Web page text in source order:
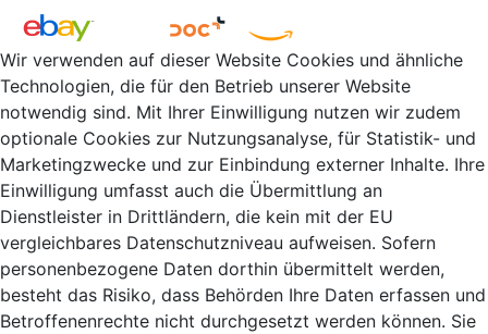
Wir verwenden auf dieser Website Cookies und ähnliche
Technologien, die für den Betrieb unserer Website
notwendig sind. Mit Ihrer Einwilligung nutzen wir zudem
optionale Cookies zur Nutzungsanalyse, für Statistik- und
Marketingzwecke und zur Einbindung externer Inhalte. Ihre
Einwilligung umfasst auch die Übermittlung an
Dienstleister in Drittländern, die kein mit der EU
vergleichbares Datenschutzniveau aufweisen. Sofern
personenbezogene Daten dorthin übermittelt werden,
besteht das Risiko, dass Behörden Ihre Daten erfassen und
Betroffenenrechte nicht durchgesetzt werden können. Sie